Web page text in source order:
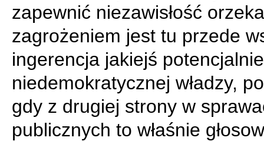
zapewnić niezawisłość
zagrożeniem jest tu przede
ingerencja jakiejś potencjalnie
niedemokratycznej władzy,
gdy z drugiej strony w
publicznych to właśnie